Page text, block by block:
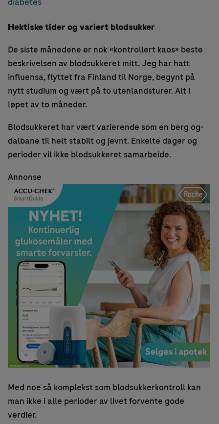
Hektiske tider og variert blodsukker
De siste månedene er nok «kontrollert kaos» beste
beskrivelsen av blodsukkeret mitt. Jeg har hatt
influensa, flyttet fra Finland til Norge, begynt på
nytt studium og vært på to utenlandsturer. Alt i
løpet av to måneder.
Blodsukkeret har vært varierende som en berg og-
dalbane til helt stabilt og jevnt. Enkelte dager og
perioder vil ikke blodsukkeret samarbeide.
Annonse
Med noe så komplekst som blodsukkerkontroll kan
man ikke i alle perioder av livet forvente gode
verdier.